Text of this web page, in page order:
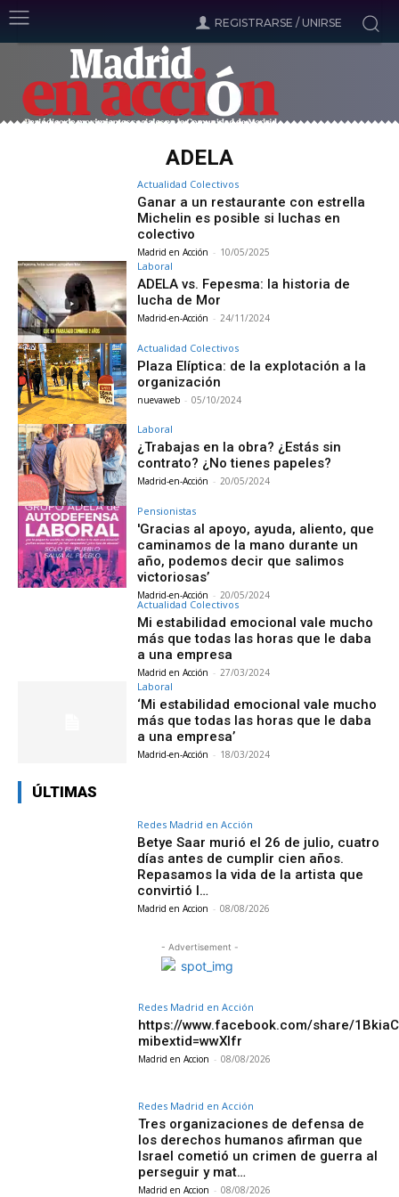
REGISTRARSE / UNIRSE
ADELA
Actualidad Colectivos
Ganar a un restaurante con estrella
Michelin es posible si luchas en
colectivo
Madrid en Acción - 10/05/2025
Laboral
ADELA vs. Fepesma: la historia de
lucha de Mor
Madrid-en-Acción - 24/11/2024
Actualidad Colectivos
Plaza Elíptica: de la explotación a la
organización
nuevaweb - 05/10/2024
Laboral
¿Trabajas en la obra? ¿Estás sin
contrato? ¿No tienes papeles?
Madrid-en-Acción - 20/05/2024
Pensionistas
′Gracias al apoyo, ayuda, aliento, que
caminamos de la mano durante un
año, podemos decir que salimos
victoriosas’
Madrid-en-Acción - 20/05/2024
Actualidad Colectivos
Mi estabilidad emocional vale mucho
más que todas las horas que le daba
a una empresa
Madrid en Acción - 27/03/2024
Laboral
‘Mi estabilidad emocional vale mucho
más que todas las horas que le daba
a una empresa’
Madrid-en-Acción - 18/03/2024
ÚLTIMAS
Redes Madrid en Acción
Betye Saar murió el 26 de julio, cuatro
días antes de cumplir cien años.
Repasamos la vida de la artista que
convirtió l…
Madrid en Accion - 08/08/2026
- Advertisement -
Redes Madrid en Acción
https://www.facebook.com/share/
mibextid=wwXIfr
Madrid en Accion - 08/08/2026
Redes Madrid en Acción
Tres organizaciones de defensa de
los derechos humanos afirman que
Israel cometió un crimen de guerra al
perseguir y mat…
Madrid en Accion - 08/08/2026